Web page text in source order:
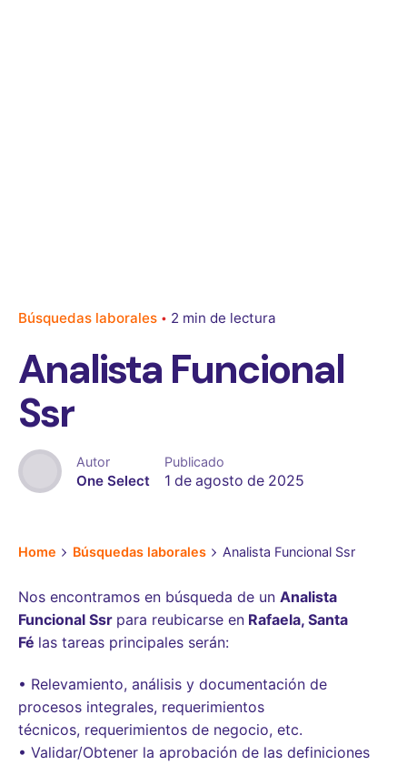
Búsquedas laborales 2 min de lectura
Analista Funcional
Ssr
Autor
One Select
Publicado
1 de agosto de 2025
Home Búsquedas laborales Analista Funcional Ssr
Nos encontramos en búsqueda de un Analista
Funcional Ssr para reubicarse en Rafaela, Santa
Fé las tareas principales serán:
• Relevamiento, análisis y documentación de
procesos integrales, requerimientos
técnicos, requerimientos de negocio, etc.
• Validar/Obtener la aprobación de las definiciones